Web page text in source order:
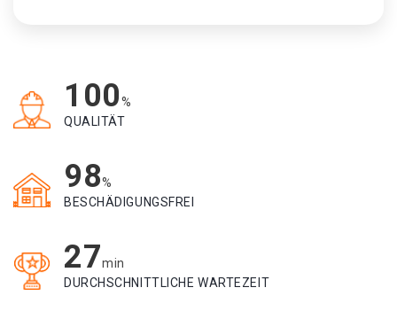
100%
QUALITÄT
98%
BESCHÄDIGUNGSFREI
27min
DURCHSCHNITTLICHE WARTEZEIT